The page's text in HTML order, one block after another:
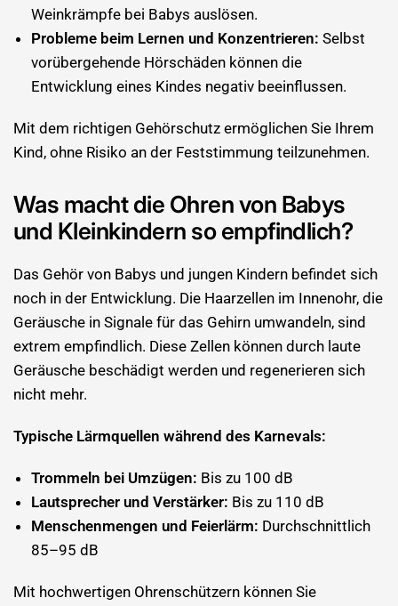
Weinkrämpfe bei Babys auslösen.
Probleme beim Lernen und Konzentrieren: Selbst
vorübergehende Hörschäden können die
Entwicklung eines Kindes negativ beeinflussen.
Mit dem richtigen Gehörschutz ermöglichen Sie Ihrem
Kind, ohne Risiko an der Feststimmung teilzunehmen.
Was macht die Ohren von Babys
und Kleinkindern so empfindlich?
Das Gehör von Babys und jungen Kindern befindet sich
noch in der Entwicklung. Die Haarzellen im Innenohr, die
Geräusche in Signale für das Gehirn umwandeln, sind
extrem empfindlich. Diese Zellen können durch laute
Geräusche beschädigt werden und regenerieren sich
nicht mehr.
Typische Lärmquellen während des Karnevals:
Trommeln bei Umzügen: Bis zu 100 dB
Lautsprecher und Verstärker: Bis zu 110 dB
Menschenmengen und Feierlärm: Durchschnittlich
85–95 dB
Mit hochwertigen Ohrenschützern können Sie